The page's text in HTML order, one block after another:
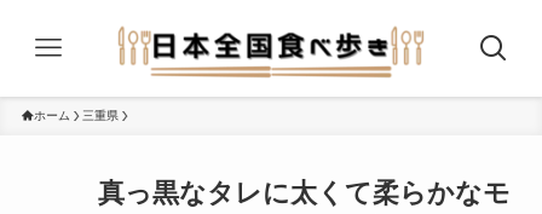
ホーム 三重県
真っ黒なタレに太くて柔らかなモ